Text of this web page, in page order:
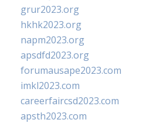
grur2023.org
hkhk2023.org
napm2023.org
apsdfd2023.org
forumausape2023.com
imkl2023.com
careerfaircsd2023.com
apsth2023.com